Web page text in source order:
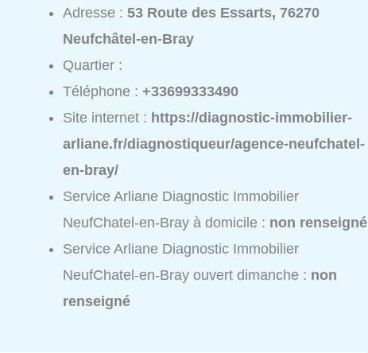
Adresse :53 Route des Essarts, 76270
Neufchâtel-en-Bray
Quartier :
Téléphone :+33699333490
Site internet : https://diagnostic-immobilier-
arliane.fr/diagnostiqueur/agence-neufchatel-
en-bray/
Service Arliane Diagnostic Immobilier
NeufChatel-en-Bray à domicile : non renseigné
Service Arliane Diagnostic Immobilier
NeufChatel-en-Bray ouvert dimanche : non
renseigné